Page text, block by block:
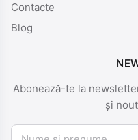
Contacte
Blog
Abonează-te la
și
Nume și prenume